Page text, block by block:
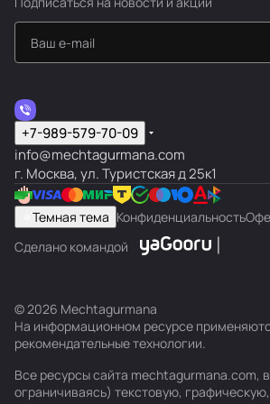
+7-989-579-70-09
info@mechtagurmana.com
г. Москва, ул. Туристская д 25к1
Темная тема Конфиденциальность
Сделано командой
© 2026 Mechtagurmana
На информационном ресурсе
рекомендательные технологии.
Все ресурсы сайта mechtagurmana.com,
ограничиваясь) текстовую,